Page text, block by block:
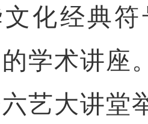
化经典
学术讲座
艺大讲堂